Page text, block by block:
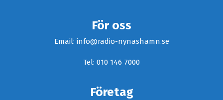
För oss
Email: info@radio-nynashamn.se
Tel: 010 146 7000
Företag